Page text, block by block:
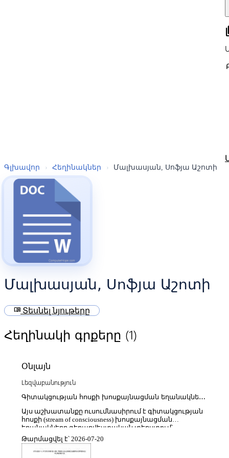
Գլխավոր › Հեղինակներ › Մալխասյան, Սոֆյա Աշոտի
Մալխասյան, Սոֆյա Աշոտի
menu_book Տեսնել նյութերը
Հեղինակի գրքերը (1)
Օնլայն
Lեզվաբանություն
Գիտակցության հոսքի խոսքայնացման եղանակները
«Շառաչ և ցասում» և «Երբ ես մեռնում էի» վեպերի
հիման վրա)
Այս աշխատանքը ուսումնասիրում է գիտակցության
հոսքի (stream of consciousness) խոսքայնացման
եղանակները գեղարվեստական տեքստում՝
առանձնահատուկ ուշադրություն դարձնելով The
Sound and the Fury և As I Lay Dying վեպերին։
Հետազոտության հիմնական նպատակը ցույց տալն
Թարմացվել է՝ 2026-07-20